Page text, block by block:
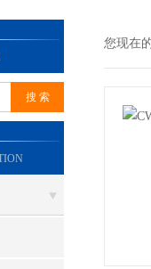
您现在